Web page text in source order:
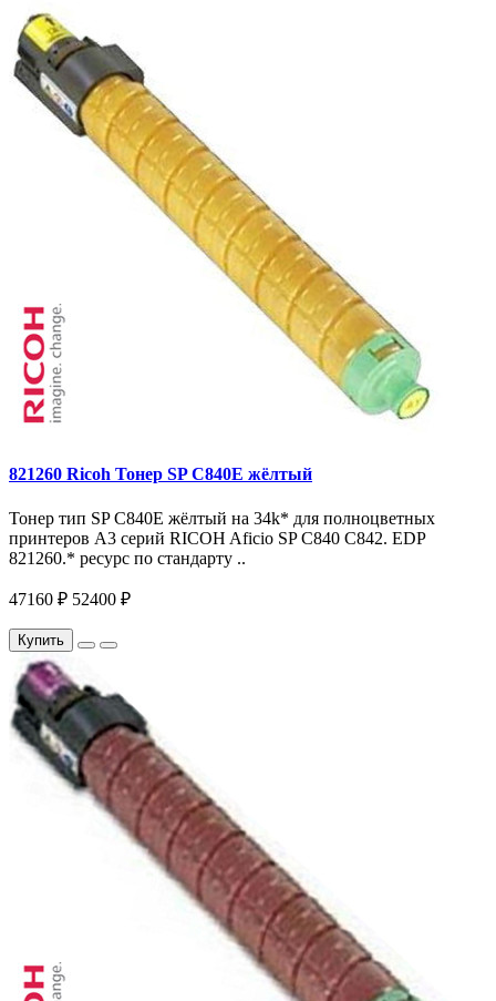
821260 Ricoh Тонер SP C840E жёлтый
Тонер тип SP C840E жёлтый на 34k* для полноцветных
принтеров A3 серий RICOH Aficio SP C840 C842. EDP
821260.* ресурс по стандарту ..
47160 ₽ 52400 ₽
Купить